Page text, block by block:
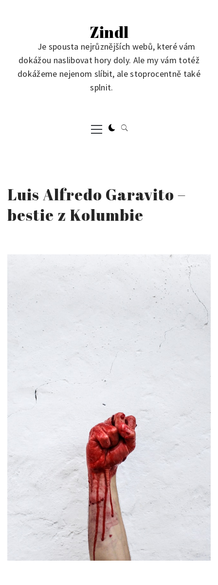
Zindl
Je spousta nejrůznějších webů, které vám
dokážou naslibovat hory doly. Ale my vám totéž
dokážeme nejenom slíbit, ale stoprocentně také
splnit.
Primary
Menu
Luis Alfredo Garavito –
bestie z Kolumbie